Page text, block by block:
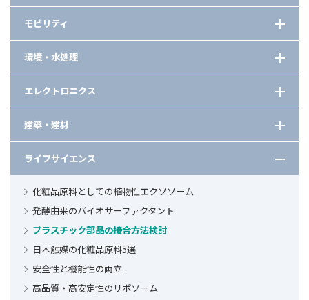
PMMAの耐熱性を向上させるモノマー
分散能と可溶化能を持つ高相溶性多機能ポリマー
高吸水性樹脂（SAP）の使用例5選
洗浄力と環境負荷低減を両立させるキレート剤
ジェルシートの粘着性調整
樹脂への親水性付与
芳香剤や防虫剤の効果向上と製品のコンパクト化
合成界面活性剤の低減と洗浄剤の濃縮化
防錆塗料用途エマルション
高屈折率の有機系微粒子
繊維の劣化・変色対策
水性インキの性能向上
トナー用バインダー樹脂
高性能樹脂による振動対策
水性インキのVOC対策
機能材の水中含有安定性
プラスチック素材の表面粗化加工
基材表面への親水性付与
高耐熱性と高靭性の両立
樹脂の粘度調整
水性顔料インクの安定性向上
UV硬化性の向上
モビリティ
車載用樹脂の耐熱性向上
異種材料接着剤の性能向上
環境・水処理
次世代型キレート剤を活用した洗剤の処方設計
洗浄助剤の種類と選び方
プラントでの排水処理方法探索
洗浄剤の環境対応
排ガス処理装置の触媒
脱硝装置の丁寧な設計とアフターサービス
エレクトロニクス
車載ディスプレイの反射防止
ディスプレイの低消費電力化に貢献する高屈折率材料
低粘度で密着性に優れる環化重合性モノマー
アンチブロッキング剤の基礎と選定のガイドライン
建築・建材
モルタル混和用途のエマルション
コンクリート下地用プライマーに適したアクリルエマルション
高吸水性樹脂（SAP）の使用例5選
地中に埋設した鋼材の安全・低コストな撤去
ライフサイエンス
化粧品原料としての植物性エクソソーム
発酵由来のバイオサーファクタント
プラスチック部品の接合方法検討
日本触媒の化粧品原料5選
安全性と機能性の両立
高品質・高安定性のリポソーム